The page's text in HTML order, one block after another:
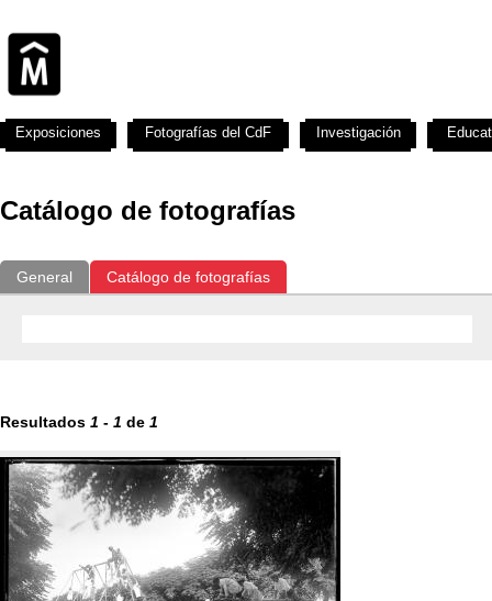
Catálogo de fotografías
General Catálogo de fotografías
Resultados 1 - 1 de 1
Exposiciones Fotografías del CdF Investigación